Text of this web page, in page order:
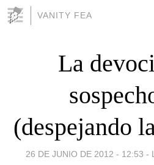
VANITY FEA
La
(despejando
26 DE JUNIO DE 2012 - 12:53 -